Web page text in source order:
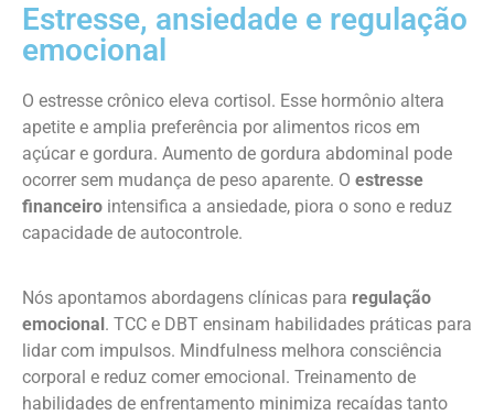
Estresse, ansiedade e regulação
emocional
O estresse crônico eleva cortisol. Esse hormônio altera
apetite e amplia preferência por alimentos ricos em
açúcar e gordura. Aumento de gordura abdominal pode
ocorrer sem mudança de peso aparente. O estresse
financeiro intensifica a ansiedade, piora o sono e reduz
capacidade de autocontrole.
Nós apontamos abordagens clínicas para regulação
emocional. TCC e DBT ensinam habilidades práticas para
lidar com impulsos. Mindfulness melhora consciência
corporal e reduz comer emocional. Treinamento de
habilidades de enfrentamento minimiza recaídas tanto